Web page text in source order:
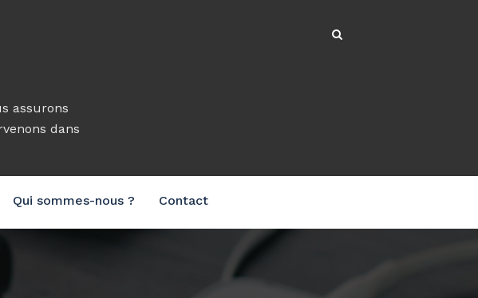
assurons
dans
Qui sommes-nous ? Contact